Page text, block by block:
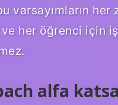
varsayımların her
her öğrenci için
alfa